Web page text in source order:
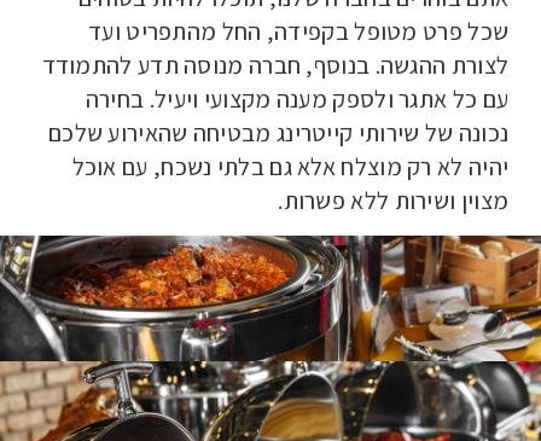
שכל פרט מטופל בקפידה, החל מהתפריט ועד
לצורת ההגשה. בנוסף, חברה מנוסה תדע להתמודד
עם כל אתגר ולספק מענה מקצועי ויעיל. בחירה
נכונה של שירותי קייטרינג מבטיחה שהאירוע שלכם
יהיה לא רק מוצלח אלא גם בלתי נשכח, עם אוכל
מצוין ושירות ללא פשרות.